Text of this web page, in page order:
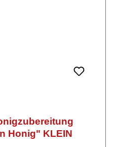
Honig" KLEIN